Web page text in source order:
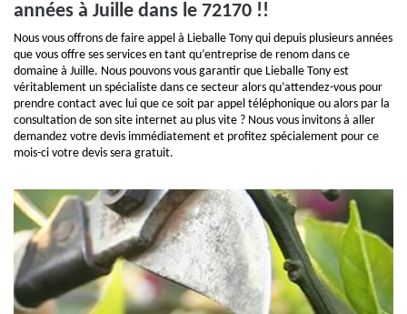
années à Juille dans le 72170 !!
Nous vous offrons de faire appel à Lieballe Tony qui depuis plusieurs années
que vous offre ses services en tant qu’entreprise de renom dans ce
domaine à Juille. Nous pouvons vous garantir que Lieballe Tony est
véritablement un spécialiste dans ce secteur alors qu’attendez-vous pour
prendre contact avec lui que ce soit par appel téléphonique ou alors par la
consultation de son site internet au plus vite ? Nous vous invitons à aller
demandez votre devis immédiatement et profitez spécialement pour ce
mois-ci votre devis sera gratuit.